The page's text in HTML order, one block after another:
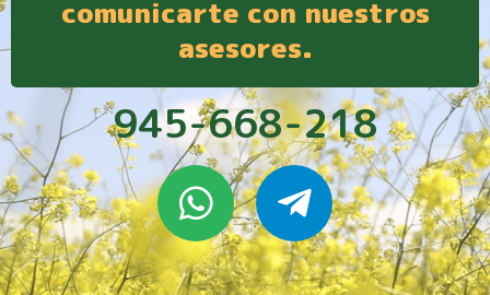
comunicarte con nuestros
asesores.
945-668-218